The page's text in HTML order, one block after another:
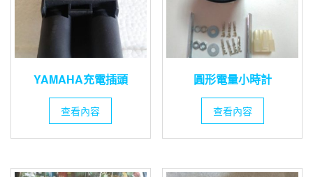
YAMAHA充電插頭
查看內容
圓形電量小時計
查看內容